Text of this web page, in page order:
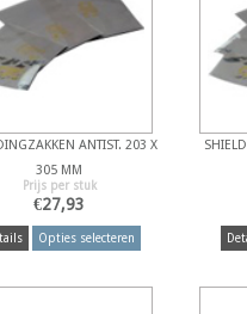
ANTIST. 203 X
305 MM
Prijs per stuk
€27,93
Opties selecteren